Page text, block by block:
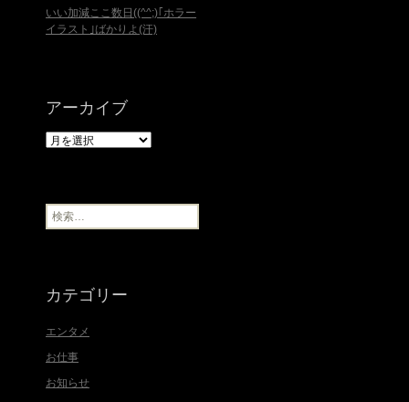
いい加減ここ数日((^^;)｢ホラー
イラスト｣ばかりよ(汗)
アーカイブ
ア
ブ
検
索
カテゴリー
エンタメ
お仕事
お知らせ